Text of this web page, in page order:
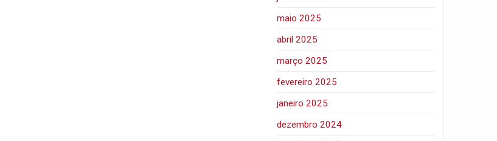
maio 2025
abril 2025
março 2025
fevereiro 2025
janeiro 2025
dezembro 2024